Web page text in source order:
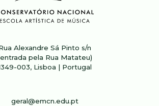
Alexandre Sá Pinto s/n
pela Rua Matateu)
003, Lisboa | Portugal
geral@emcn.edu.pt